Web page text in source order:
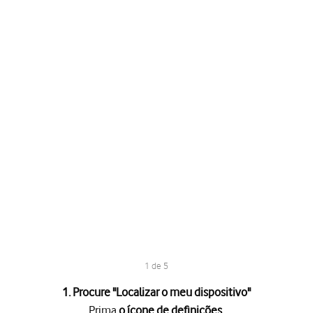
1 de 5
1. Procure "Localizar o meu dispositivo"
Primao ícone de definições.